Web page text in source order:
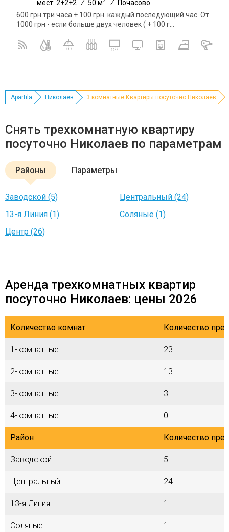
мест: 2+2+2 / 50 м /
Почасово
600 грн три часа + 100 грн. каждый последующий час. От
1000 грн - если больше двух человек ( + 100 г...
Apartila Николаев 3 комнатные Квартиры посуточно Николаев
Снять трехкомнатную квартиру
посуточно Николаев по параметрам
Районы Параметры
Заводской (5)
Центральный (24)
13-я Линия (1)
Соляные (1)
Центр (26)
Аренда трехкомнатных квартир
посуточно Николаев: цены 2026
Количество комнат Количество
1-комнатные 23
2-комнатные 13
3-комнатные 3
4-комнатные 0
Район Количество
Заводской 5
Центральный 24
13-я Линия 1
Соляные 1